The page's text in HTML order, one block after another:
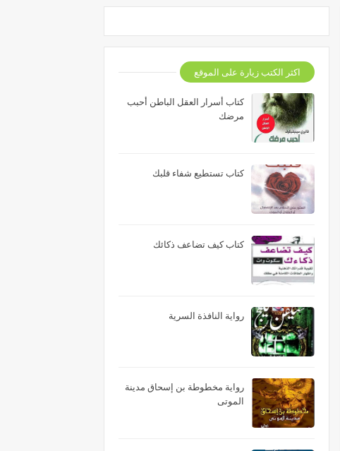
اكثر الكتب زيارة على الموقع
كتاب أسرار العقل الباطن أحبب
مرضك
كتاب تستطيع شفاء قلبك
كتاب كيف تضاعف ذكائك
رواية النافذة السرية
رواية مخطوطة بن إسحاق مدينة
الموتى